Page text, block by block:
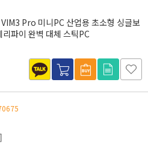
Pro 미니PC 산업용 초소형 싱글보
파이 완벽 대체 스틱PC